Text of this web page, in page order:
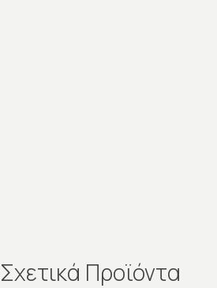
Σχετικά Προϊόντα